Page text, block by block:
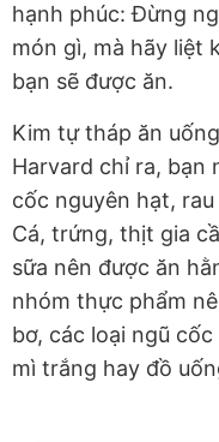
hạnh phúc: Đừng
món gì, mà hãy liệt
bạn sẽ được ăn.
Kim tự tháp ăn
Harvard chỉ ra, bạn
cốc nguyên hạt,
Cá, trứng, thịt gia
sữa nên được ăn
nhóm thực phẩm
bơ, các loại ngũ
mì trắng hay đồ